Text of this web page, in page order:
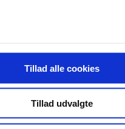
Tillad alle cookies
Tillad udvalgte